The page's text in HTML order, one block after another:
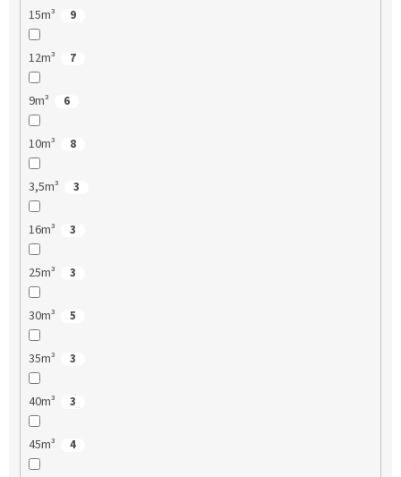
15m³ 9
12m³ 7
9m³ 6
10m³ 8
3,5m³ 3
16m³ 3
25m³ 3
30m³ 5
35m³ 3
40m³ 3
45m³ 4